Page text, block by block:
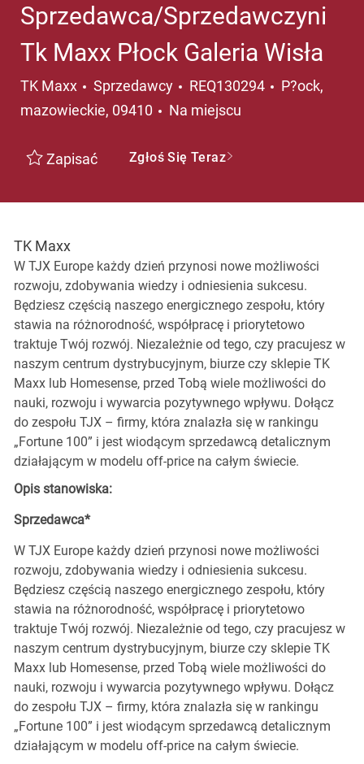
Sprzedawca/Sprzedawczyni
Tk Maxx Płock Galeria Wisła
TK Maxx Kategoria
Sprzedawcy REQ130294 Lokalizacja
P?ock,
mazowieckie, 09410
Na miejscu
Zapisać Zgłoś Się Teraz
TK Maxx
W TJX Europe każdy dzień przynosi nowe możliwości
rozwoju, zdobywania wiedzy i odniesienia sukcesu.
Będziesz częścią naszego energicznego zespołu, który
stawia na różnorodność, współpracę i priorytetowo
traktuje Twój rozwój. Niezależnie od tego, czy pracujesz w
naszym centrum dystrybucyjnym, biurze czy sklepie TK
Maxx lub Homesense, przed Tobą wiele możliwości do
nauki, rozwoju i wywarcia pozytywnego wpływu. Dołącz
do zespołu TJX – firmy, która znalazła się w rankingu
„Fortune 100” i jest wiodącym sprzedawcą detalicznym
działającym w modelu off-price na całym świecie.
Opis stanowiska:
Sprzedawca*
W TJX Europe każdy dzień przynosi nowe możliwości
rozwoju, zdobywania wiedzy i odniesienia sukcesu.
Będziesz częścią naszego energicznego zespołu, który
stawia na różnorodność, współpracę i priorytetowo
traktuje Twój rozwój. Niezależnie od tego, czy pracujesz w
naszym centrum dystrybucyjnym, biurze czy sklepie TK
Maxx lub Homesense, przed Tobą wiele możliwości do
nauki, rozwoju i wywarcia pozytywnego wpływu. Dołącz
do zespołu TJX – firmy, która znalazła się w rankingu
„Fortune 100” i jest wiodącym sprzedawcą detalicznym
działającym w modelu off-price na całym świecie.